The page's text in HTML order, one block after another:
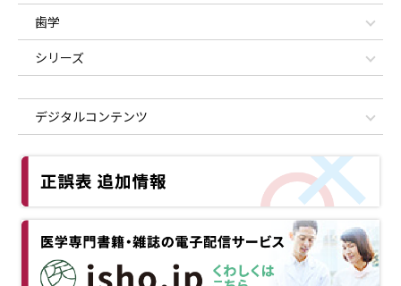
歯学
シリーズ
デジタルコンテンツ